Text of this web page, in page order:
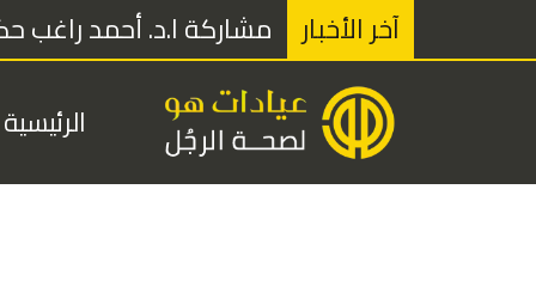
آخر الأخبار
مشاركة ا.د. أحمد راغب
الرئيسية